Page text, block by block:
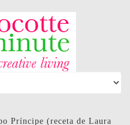
Príncipe (receta de Laura